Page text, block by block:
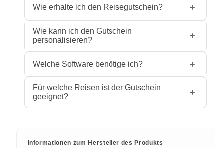
Wie erhalte ich den Reisegutschein?
Nach dem Kauf steht dir die
Gutscheinvorlage sofort als PDF-Download
zur Verfügung. So kannst du direkt mit der
Personalisierung beginnen.
Wie kann ich den Gutschein
personalisieren?
Die PDF-Vorlage enthält interaktive
Anlass und persönliche Wünsche direkt am
Computer eintragen kannst – ganz ohne
zusätzliche Software.
Welche Software benötige ich?
Du benötigst lediglich einen PDF-Reader
wie den kostenlosen Adobe Acrobat
Reader, der auf den meisten Computern
Für welche Reisen ist der Gutschein
geeignet?
Wellness-Urlaub, ein
Informationen zum Hersteller des Produkts